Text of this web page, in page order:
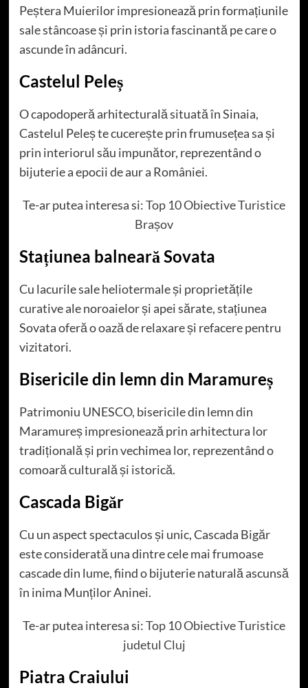
Peștera Muierilor impresionează prin formațiunile
sale stâncoase și prin istoria fascinantă pe care o
ascunde în adâncuri.
Castelul Peleș
O capodoperă arhitecturală situată în Sinaia,
Castelul Peleș te cucerește prin frumusețea sa și
prin interiorul său impunător, reprezentând o
bijuterie a epocii de aur a României.
Te-ar putea interesa si:Top 10 Obiective Turistice
Brașov
Stațiunea balneară Sovata
Cu lacurile sale heliotermale și proprietățile
curative ale noroaielor și apei sărate, stațiunea
Sovata oferă o oază de relaxare și refacere pentru
vizitatori.
Bisericile din lemn din Maramureș
Patrimoniu UNESCO, bisericile din lemn din
Maramureș impresionează prin arhitectura lor
tradițională și prin vechimea lor, reprezentând o
comoară culturală și istorică.
Cascada Bigăr
Cu un aspect spectaculos și unic, Cascada Bigăr
este considerată una dintre cele mai frumoase
cascade din lume, fiind o bijuterie naturală ascunsă
în inima Munților Aninei.
Te-ar putea interesa si:Top 10 Obiective Turistice
judetul Cluj
Piatra Craiului